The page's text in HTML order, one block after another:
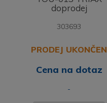
doprodej
303693
PRODEJ UKONČEN
Cena na dotaz
-